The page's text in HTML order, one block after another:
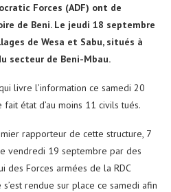
Forces (ADF) ont de
de Beni. Le jeudi 18 septembre
de Wesa et Sabu, situés à
secteur de Beni-Mbau.
livre l’information ce samedi 20
état d’au moins 11 civils tués.
rapporteur de cette structure, 7
vendredi 19 septembre par des
des Forces armées de la RDC
rendue sur place ce samedi afin